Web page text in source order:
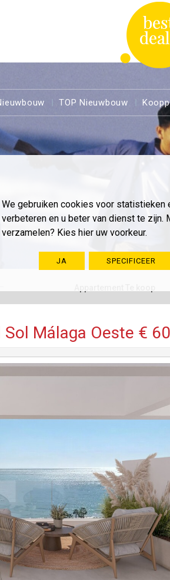
We gebruiken cookies voor
verbeteren en u beter van dienst te zijn.
verzamelen? Kies hier uw voorkeur.
JA SPECIFICEER
TOP Nieuwbouw
Málaga Oeste €